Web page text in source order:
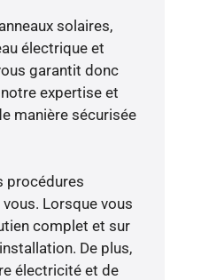
solaires,
électrique et
garantit donc
expertise et
manière sécurisée
procédures
Lorsque vous
complet et sur
De plus,
électricité et de